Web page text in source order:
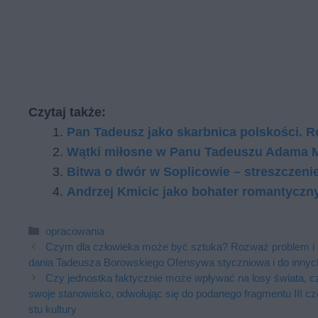
Czytaj także:
Pan Tadeusz jako skarbnica polskości.
Wątki miłosne w Panu Tadeuszu Adama
Bitwa o dwór w Soplicowie –
Andrzej Kmicic jako bohater
Kategorie
opracowania
Czym dla czło­wie­ka może być sztu­ka? Roz­waż pro­blem
da­nia Tadeusza Borowskiego Ofensywa styczniowa i do
Czy jed­nost­ka fak­tycz­nie może wpły­wać na losy świa­ta,
swo­je sta­no­wi­sko, od­wo­łu­jąc się do po­da­ne­go frag­men­tu III
stu kul­tu­ry